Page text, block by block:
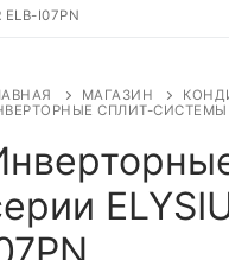
I07PN
МАГАЗИН
СПЛИТ-СИСТЕМЫ